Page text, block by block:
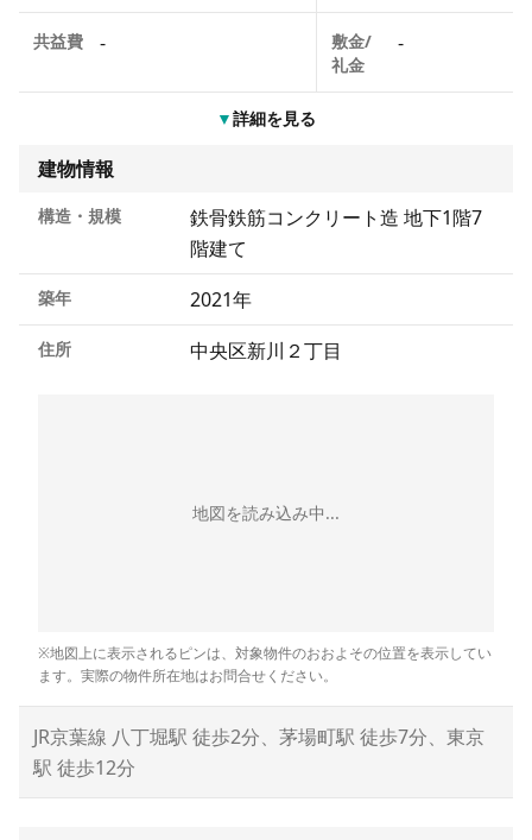
共益費 -
敷金/
礼金
-
▼詳細を見る
建物情報
構造・規模
鉄骨鉄筋コンクリート造 地下1階7
階建て
築年 2021年
住所 中央区新川２丁目
地図を読み込み中...
※地図上に表示されるピンは、対象物件のおおよその位置を表示してい
ます。実際の物件所在地はお問合せください。
JR京葉線 八丁堀駅 徒歩2分、茅場町駅 徒歩7分、東京
駅 徒歩12分